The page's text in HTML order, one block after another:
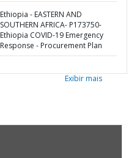
Ethiopia - EASTERN AND
SOUTHERN AFRICA- P173750-
Ethiopia COVID-19 Emergency
Response - Procurement Plan
Exibir mais